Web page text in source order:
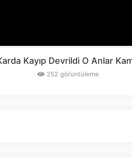
Kayıp Devrildi O Anlar
252 görüntüleme